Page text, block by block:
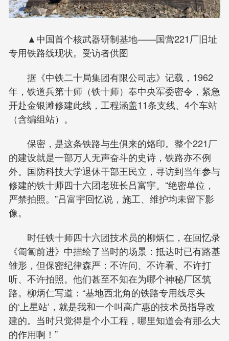
▲中国首个核武器研制基地——国营221厂旧址
专用铁路线现状。受访者供图
据《中铁二十局集团有限公司志》记载，1962
年，铁道兵第十师（铁十师）奉中央军委密令，紧急
开赴金银滩修建此线，工程涵盖11条支线、4个车站
（含编组站）。
保密，是这条铁路与生俱来的烙印。整个221厂
的建设就是一部万人无声奋斗的史诗，铁路亦不例
外。国防科技大学退休干部王民立，寻访到当年参与
修建的铁十师四十六团老班长吕富宇。“绝密单位，
严禁拍照。”吕富宇回忆说，施工、维护均未留下影
像。
时任铁十师四十六团技术员的柳炳仁，在回忆录
《匍匐前进》中描绘了当时的场景：抵达时已有路基
雏形，但保密纪律森严：不许问、不许看、不许打
听、不许拍照。他们甚至不知在为哪个神秘厂区筑
路。柳炳仁写道：“基地西北角的铁路专用线尽头
的‘上星站’，就是我和一个叫高广惠的技术员指导改
建的。当时只觉得是个小工程，哪里知道会有那么大
的作用啊！”